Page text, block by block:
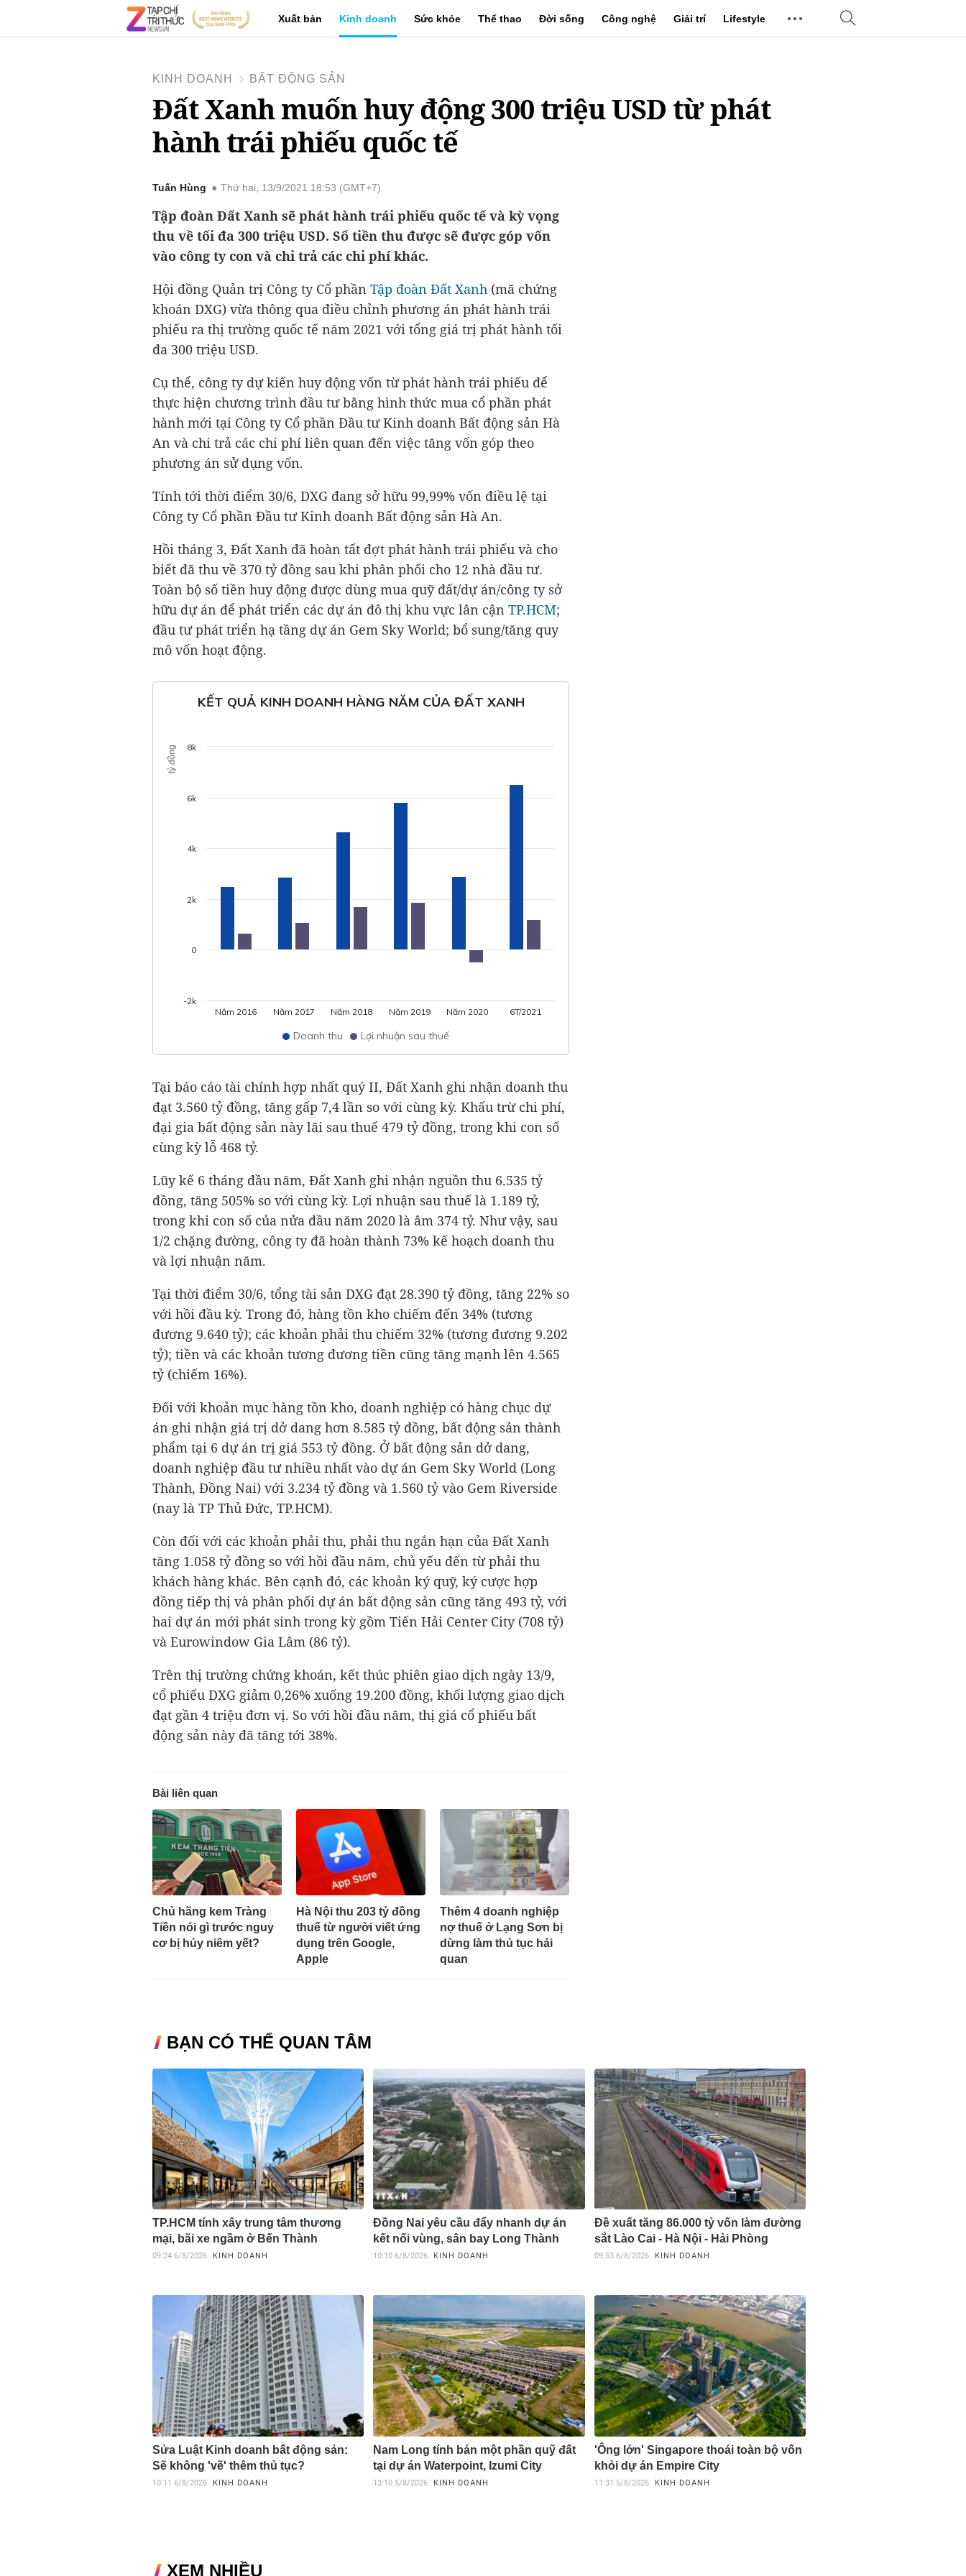
Xuất bản Kinh doanh Sức khỏe Thể thao Đời sống Công nghệ Giải trí Lifestyle
KINH DOANH BẤT ĐỘNG SẢN
Đất Xanh muốn huy động 300 triệu USD từ phát
hành trái phiếu quốc tế
Tuấn Hùng Thứ hai, 13/9/2021 18:53 (GMT+7)
Tập đoàn Đất Xanh sẽ phát hành trái phiếu quốc tế và kỳ vọng
thu về tối đa 300 triệu USD. Số tiền thu được sẽ được góp vốn
vào công ty con và chi trả các chi phí khác.
Hội đồng Quản trị Công ty Cổ phần Tập đoàn Đất Xanh (mã chứng
khoán DXG) vừa thông qua điều chỉnh phương án phát hành trái
phiếu ra thị trường quốc tế năm 2021 với tổng giá trị phát hành tối
đa 300 triệu USD.
Cụ thể, công ty dự kiến huy động vốn từ phát hành trái phiếu để
thực hiện chương trình đầu tư bằng hình thức mua cổ phần phát
hành mới tại Công ty Cổ phần Đầu tư Kinh doanh Bất động sản Hà
An và chi trả các chi phí liên quan đến việc tăng vốn góp theo
phương án sử dụng vốn.
Tính tới thời điểm 30/6, DXG đang sở hữu 99,99% vốn điều lệ tại
Công ty Cổ phần Đầu tư Kinh doanh Bất động sản Hà An.
Hồi tháng 3, Đất Xanh đã hoàn tất đợt phát hành trái phiếu và cho
biết đã thu về 370 tỷ đồng sau khi phân phối cho 12 nhà đầu tư.
Toàn bộ số tiền huy động được dùng mua quỹ đất/dự án/công ty sở
hữu dự án để phát triển các dự án đô thị khu vực lân cận TP.HCM;
đầu tư phát triển hạ tầng dự án Gem Sky World; bổ sung/tăng quy
mô vốn hoạt động.
tỷ đồng
KẾT QUẢ KINH DOANH HÀNG NĂM CỦA ĐẤT XANH
Doanh thu Lợi nhuận sau thuế
Năm 2016 Năm 2017 Năm 2018 Năm 2019 Năm 2020 6T/2021
-2k
0
2k
4k
6k
8k
Tại báo cáo tài chính hợp nhất quý II, Đất Xanh ghi nhận doanh thu
đạt 3.560 tỷ đồng, tăng gấp 7,4 lần so với cùng kỳ. Khấu trừ chi phí,
đại gia bất động sản này lãi sau thuế 479 tỷ đồng, trong khi con số
cùng kỳ lỗ 468 tỷ.
Lũy kế 6 tháng đầu năm, Đất Xanh ghi nhận nguồn thu 6.535 tỷ
đồng, tăng 505% so với cùng kỳ. Lợi nhuận sau thuế là 1.189 tỷ,
trong khi con số của nửa đầu năm 2020 là âm 374 tỷ. Như vậy, sau
1/2 chặng đường, công ty đã hoàn thành 73% kế hoạch doanh thu
và lợi nhuận năm.
Tại thời điểm 30/6, tổng tài sản DXG đạt 28.390 tỷ đồng, tăng 22% so
với hồi đầu kỳ. Trong đó, hàng tồn kho chiếm đến 34% (tương
đương 9.640 tỷ); các khoản phải thu chiếm 32% (tương đương 9.202
tỷ); tiền và các khoản tương đương tiền cũng tăng mạnh lên 4.565
tỷ (chiếm 16%).
Đối với khoản mục hàng tồn kho, doanh nghiệp có hàng chục dự
án ghi nhận giá trị dở dang hơn 8.585 tỷ đồng, bất động sản thành
phẩm tại 6 dự án trị giá 553 tỷ đồng. Ở bất động sản dở dang,
doanh nghiệp đầu tư nhiều nhất vào dự án Gem Sky World (Long
Thành, Đồng Nai) với 3.234 tỷ đồng và 1.560 tỷ vào Gem Riverside
(nay là TP Thủ Đức, TP.HCM).
Còn đối với các khoản phải thu, phải thu ngắn hạn của Đất Xanh
tăng 1.058 tỷ đồng so với hồi đầu năm, chủ yếu đến từ phải thu
khách hàng khác. Bên cạnh đó, các khoản ký quỹ, ký cược hợp
đồng tiếp thị và phân phối dự án bất động sản cũng tăng 493 tỷ, với
hai dự án mới phát sinh trong kỳ gồm Tiến Hải Center City (708 tỷ)
và Eurowindow Gia Lâm (86 tỷ).
Trên thị trường chứng khoán, kết thúc phiên giao dịch ngày 13/9,
cổ phiếu DXG giảm 0,26% xuống 19.200 đồng, khối lượng giao dịch
đạt gần 4 triệu đơn vị. So với hồi đầu năm, thị giá cổ phiếu bất
động sản này đã tăng tới 38%.
Bài liên quan
Chủ hãng kem Tràng
Tiền nói gì trước nguy
cơ bị hủy niêm yết?
Hà Nội thu 203 tỷ đồng
thuế từ người viết ứng
dụng trên Google,
Apple
Thêm 4 doanh nghiệp
nợ thuế ở Lạng Sơn bị
dừng làm thủ tục hải
quan
BẠN CÓ THỂ QUAN TÂM
TP.HCM tính xây trung tâm thương
mại, bãi xe ngầm ở Bến Thành
09:24 6/8/2026 KINH DOANH
Đồng Nai yêu cầu đẩy nhanh dự án
kết nối vùng, sân bay Long Thành
10:10 6/8/2026 KINH DOANH
Đề xuất tăng 86.000 tỷ vốn làm đường
sắt Lào Cai - Hà Nội - Hải Phòng
09:53 6/8/2026 KINH DOANH
Sửa Luật Kinh doanh bất động sản:
Sẽ không 'vẽ' thêm thủ tục?
10:11 6/8/2026 KINH DOANH
Nam Long tính bán một phần quỹ đất
tại dự án Waterpoint, Izumi City
13:10 5/8/2026 KINH DOANH
'Ông lớn' Singapore thoái toàn bộ vốn
khỏi dự án Empire City
11:31 5/8/2026 KINH DOANH
XEM NHIỀU